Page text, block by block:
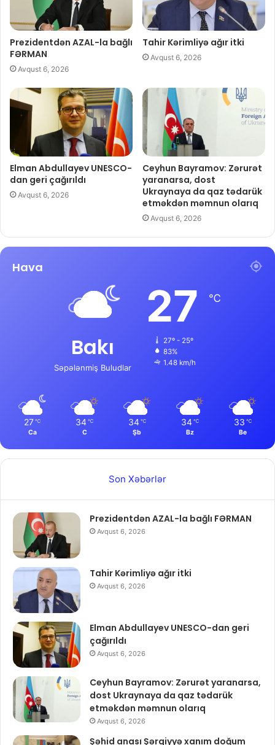
Prezidentdən AZAL-la bağlı
FƏRMAN
Avqust 6, 2026
Tahir Kərimliyə ağır itki
Avqust 6, 2026
Elman Abdullayev UNESCO-
dan geri çağırıldı
Avqust 6, 2026
Ceyhun Bayramov: Zərurət
yaranarsa, dost
Ukraynaya da qaz tədarük
etməkdən məmnun olarıq
Avqust 6, 2026
Hava
Bakı
Səpələnmiş Buludlar
27 ℃
27º - 25º
83%
1.48 km/h
27 ℃
Ca
34 ℃
C
34 ℃
Şb
34 ℃
Bz
33 ℃
Be
Son Xəbərlər
Prezidentdən AZAL-la bağlı FƏRMAN
Avqust 6, 2026
Tahir Kərimliyə ağır itki
Avqust 6, 2026
Elman Abdullayev UNESCO-dan geri
çağırıldı
Avqust 6, 2026
Ceyhun Bayramov: Zərurət yaranarsa,
dost Ukraynaya da qaz tədarük
etməkdən məmnun olarıq
Avqust 6, 2026
Şəhid anası Şərqiyyə xanım doğum